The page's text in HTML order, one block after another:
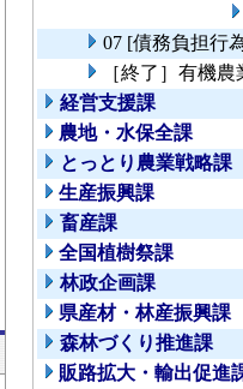
07 [債務負担行
［終了］有機
経営支援課
農地・水保全課
とっとり農業戦略課
生産振興課
畜産課
全国植樹祭課
林政企画課
県産材・林産振興課
森林づくり推進課
販路拡大・輸出促進